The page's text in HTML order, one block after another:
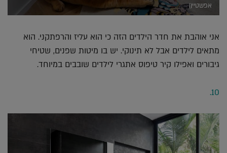
אפשטיין)
אני אוהבת את חדר הילדים הזה כי הוא עליז והרפתקני. הוא
מתאים לילדים אבל לא תינוקי. יש בו מיטות שפנים, שטיחי
גיבורים ואפילו קיר טיפוס אתגרי לילדים שובבים במיוחד.
10.